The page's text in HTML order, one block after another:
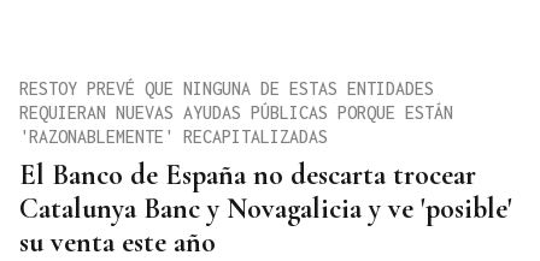
El Banco de España no descarta trocear
Catalunya Banc y Novagalicia y ve 'posible'
su venta este año
RESTOY PREVÉ QUE NINGUNA DE ESTAS ENTIDADES
REQUIERAN NUEVAS AYUDAS PÚBLICAS PORQUE ESTÁN
'RAZONABLEMENTE' RECAPITALIZADAS